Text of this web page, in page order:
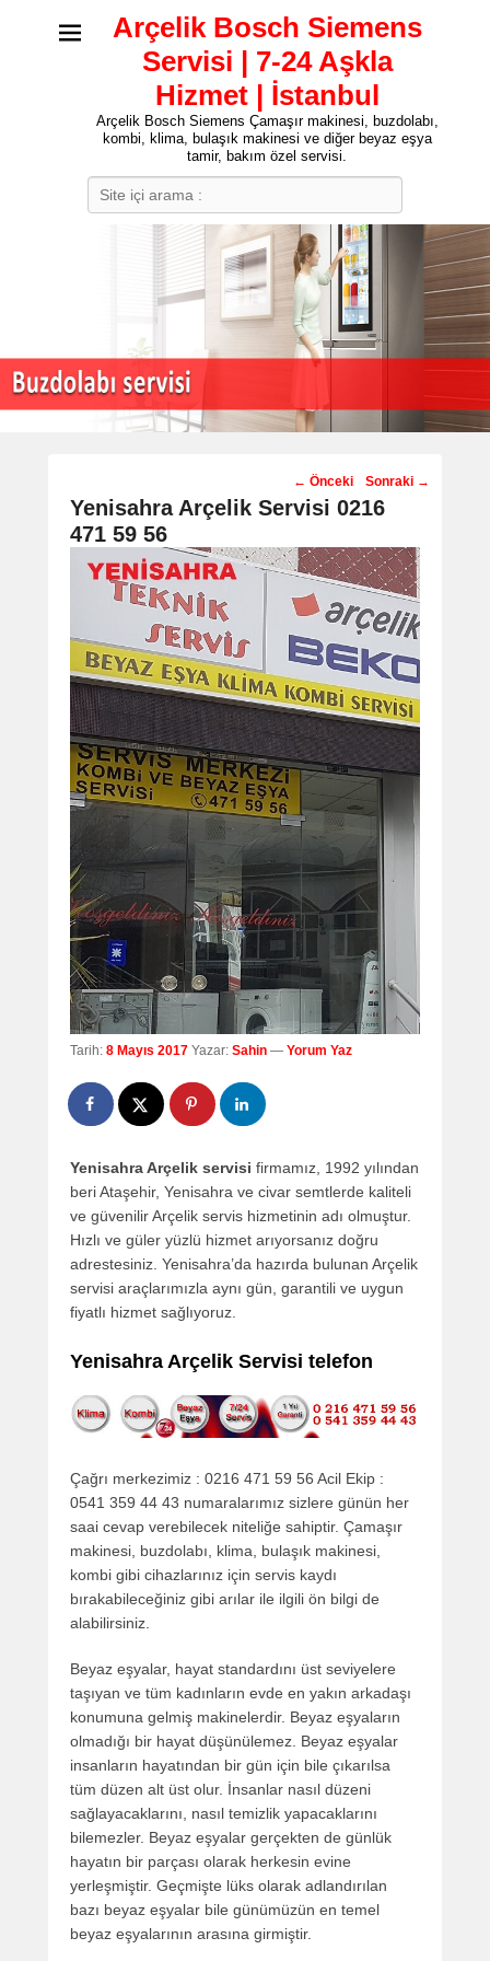
Arçelik Bosch Siemens
Servisi | 7-24 Aşkla
Hizmet | İstanbul
Arçelik Bosch Siemens Çamaşır makinesi, buzdolabı,
kombi, klima, bulaşık makinesi ve diğer beyaz eşya
tamir, bakım özel servisi.
Post
navigation
← Önceki Sonraki →
Yenisahra Arçelik Servisi 0216
471 59 56
Tarih: 8 Mayıs 2017 Yazar: Sahin — Yorum Yaz
Yenisahra Arçelik servisi firmamız, 1992 yılından
beri Ataşehir, Yenisahra ve civar semtlerde kaliteli
ve güvenilir Arçelik servis hizmetinin adı olmuştur.
Hızlı ve güler yüzlü hizmet arıyorsanız doğru
adrestesiniz. Yenisahra’da hazırda bulunan Arçelik
servisi araçlarımızla aynı gün, garantili ve uygun
fiyatlı hizmet sağlıyoruz.
Yenisahra Arçelik Servisi telefon
Çağrı merkezimiz : 0216 471 59 56 Acil Ekip :
0541 359 44 43 numaralarımız sizlere günün her
saai cevap verebilecek niteliğe sahiptir. Çamaşır
makinesi, buzdolabı, klima, bulaşık makinesi,
kombi gibi cihazlarınız için servis kaydı
bırakabileceğiniz gibi arılar ile ilgili ön bilgi de
alabilirsiniz.
Beyaz eşyalar, hayat standardını üst seviyelere
taşıyan ve tüm kadınların evde en yakın arkadaşı
konumuna gelmiş makinelerdir. Beyaz eşyaların
olmadığı bir hayat düşünülemez. Beyaz eşyalar
insanların hayatından bir gün için bile çıkarılsa
tüm düzen alt üst olur. İnsanlar nasıl düzeni
sağlayacaklarını, nasıl temizlik yapacaklarını
bilemezler. Beyaz eşyalar gerçekten de günlük
hayatın bir parçası olarak herkesin evine
yerleşmiştir. Geçmişte lüks olarak adlandırılan
bazı beyaz eşyalar bile günümüzün en temel
beyaz eşyalarının arasına girmiştir.